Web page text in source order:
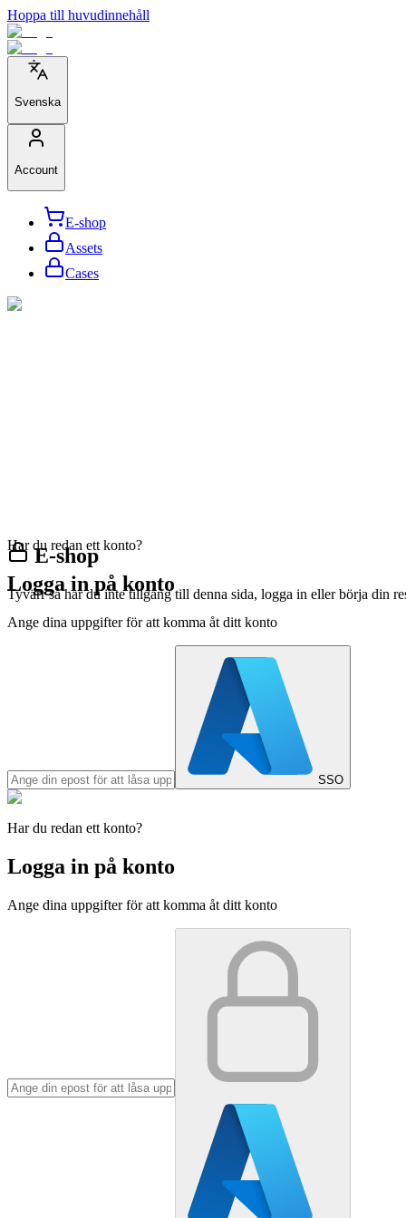
Hoppa till huvudinnehåll
Svenska
Account
E-shop
Assets
Cases
E-shop
Tyvärr så har du inte tillgång till denna sida, logga in eller börja din
Har du redan ett konto?
Logga in på konto
Ange dina uppgifter för att komma åt ditt konto
SSO
Har du redan ett konto?
Logga in på konto
Ange dina uppgifter för att komma åt ditt konto